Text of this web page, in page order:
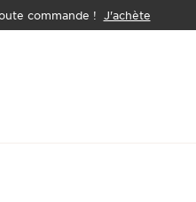
commande ! J'achète